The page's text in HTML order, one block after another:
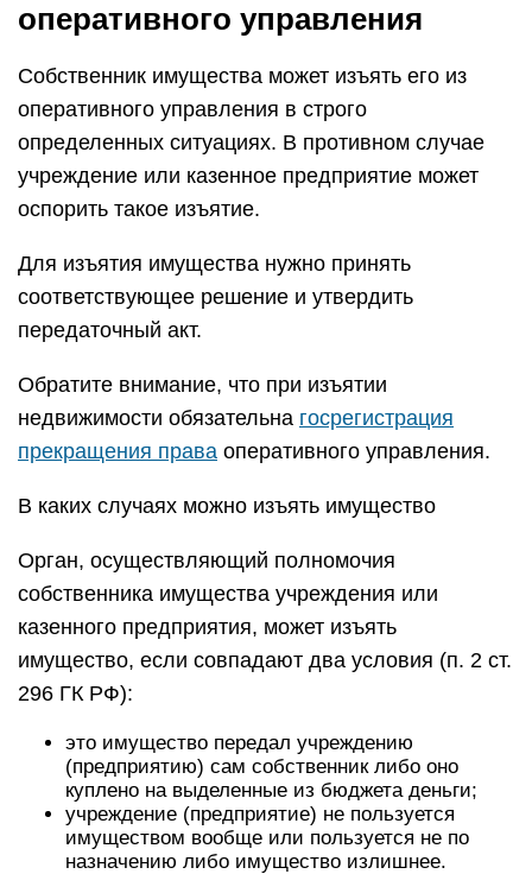
оперативного управления
Собственник имущества может изъять его из
оперативного управления в строго
определенных ситуациях. В противном случае
учреждение или казенное предприятие может
оспорить такое изъятие.
Для изъятия имущества нужно принять
соответствующее решение и утвердить
передаточный акт.
Обратите внимание, что при изъятии
недвижимости обязательна госрегистрация
прекращения права оперативного управления.
В каких случаях можно изъять имущество
Орган, осуществляющий полномочия
собственника имущества учреждения или
казенного предприятия, может изъять
имущество, если совпадают два условия (п. 2 ст.
296 ГК РФ):
это имущество передал учреждению
(предприятию) сам собственник либо оно
куплено на выделенные из бюджета деньги;
учреждение (предприятие) не пользуется
имуществом вообще или пользуется не по
назначению либо имущество излишнее.